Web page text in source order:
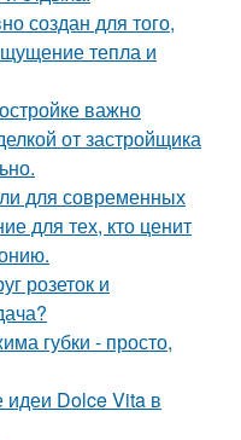
создан для того,
тепла и
важно
от застройщика
для современных
для тех, кто ценит
розеток и
губки - просто,
идеи Dolce Vita в